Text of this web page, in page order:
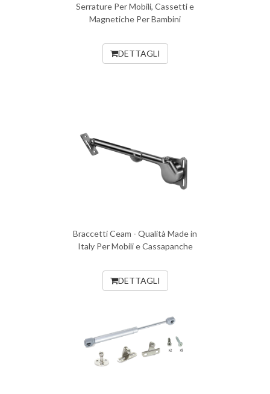
Serrature Per Mobili, Cassetti e
Magnetiche Per Bambini
DETTAGLI
Braccetti Ceam - Qualità Made in
Italy Per Mobili e Cassapanche
DETTAGLI